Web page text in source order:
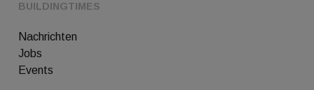
BUILDINGTIMES
Nachrichten
Jobs
Events